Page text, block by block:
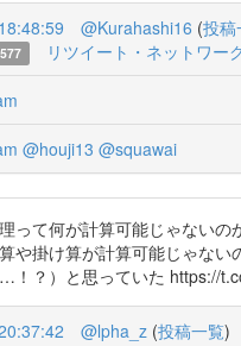
@Kurahashi16 (投稿
リツイート・ネットワー
@houji13 @squawai
って何が計算可能じゃないの
や掛け算が計算可能じゃない
？）と思っていた https://
@lpha_z (投稿一覧)